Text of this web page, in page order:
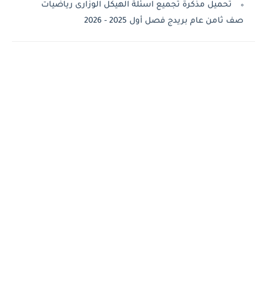
تحميل مذكرة تجميع اسئلة الهيكل الوزارى رياضيات
صف ثامن عام بريدج فصل أول 2025 - 2026